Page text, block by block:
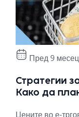
Пред 9
Стратегии
Како да
Цените во е-